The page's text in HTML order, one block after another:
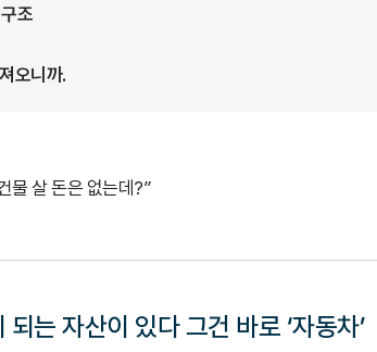
조
오니까.
물 살 돈은 없는데?”
는 자산이 있다 그건 바로 ‘자동차’